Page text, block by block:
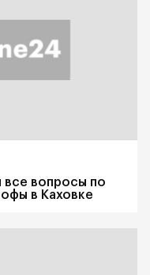
все вопросы по
в Каховке